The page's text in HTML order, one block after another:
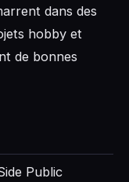
dans des
hobby et
de bonnes
Public